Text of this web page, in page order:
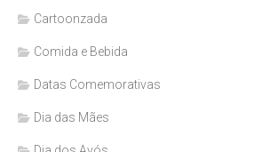
Cartoonzada
Comida e Bebida
Datas Comemorativas
Dia das Mães